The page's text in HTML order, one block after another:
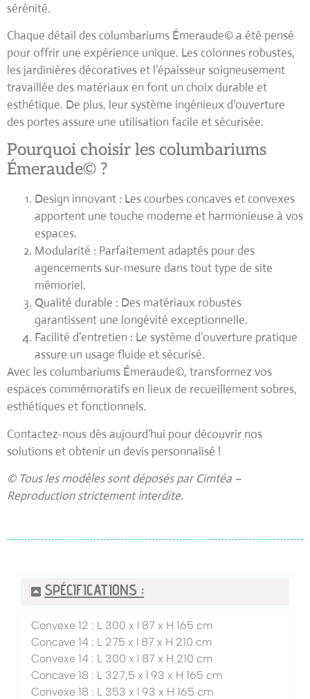
sérénité.
Chaque détail des columbariums Émeraude© a été pensé
pour offrir une expérience unique. Lescolonnes robustes,
les jardinières décorativeset l’épaisseur soigneusement
travaillée des matériaux en font un choix durable et
esthétique. De plus, leursystème ingénieux d’ouverture
des portesassure une utilisation facile et sécurisée.
Pourquoi choisir les columbariums
Émeraude© ?
Design innovant : Les courbes concaves et convexes
apportent une touche moderne et harmonieuse à vos
espaces.
Modularité : Parfaitement adaptés pour des
agencements sur-mesure dans tout type de site
mémoriel.
Qualité durable : Des matériaux robustes
garantissent une longévité exceptionnelle.
Facilité d’entretien : Le système d’ouverture pratique
assure un usage fluide et sécurisé.
Avec lescolumbariums Émeraude©, transformez vos
espaces commémoratifs en lieux de recueillement sobres,
esthétiques et fonctionnels.
Contactez-nous dès aujourd’hui pour découvrir nos
solutions et obtenir un devis personnalisé !
© Tous les modèles sont déposés par Cimtéa –
Reproduction strictement interdite.
SPÉCIFICATIONS :
Convexe 12 : L 300 x l 87 x H 165 cm
Concave 14 : L 275 x l 87 x H 210 cm
Convexe 14 : L 300 x l 87 x H 210 cm
Concave 18 : L 327,5 x l 93 x H 165 cm
Convexe 18 : L 353 x l 93 x H 165 cm